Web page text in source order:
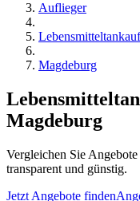
Auflieger
Magdeburg
Magdeburg
Vergleichen Sie
transparent und günstig.
Jetzt Angebote finden